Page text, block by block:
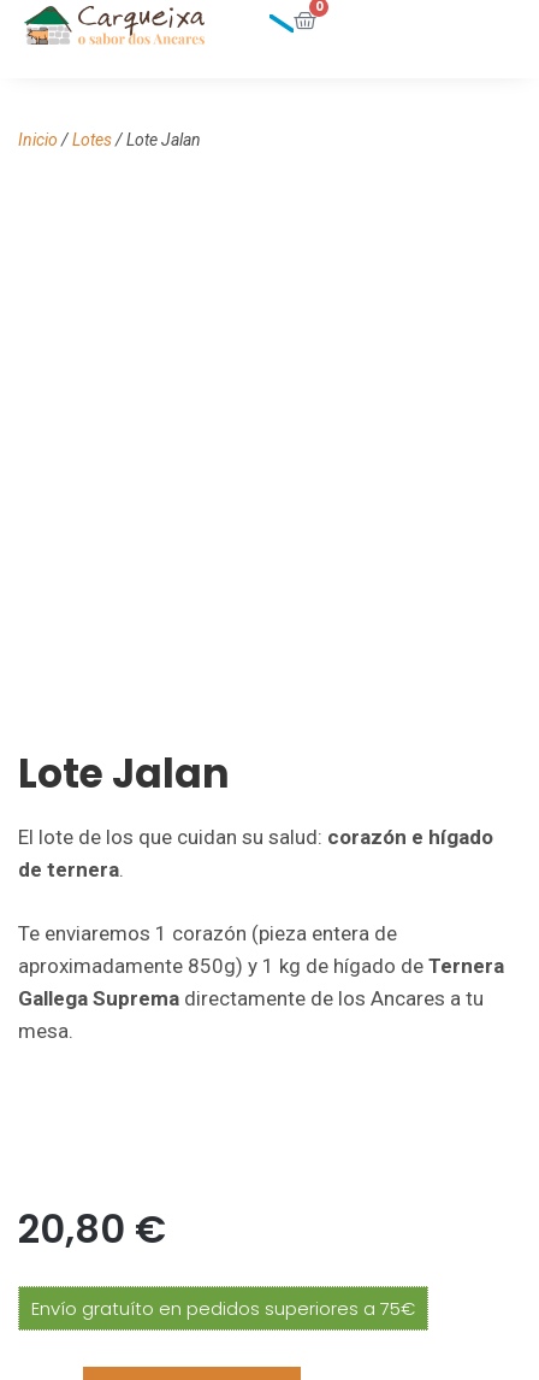
0
Inicio /Lotes/ Lote Jalan
Lote Jalan
El lote de los que cuidan su salud: corazón e hígado
de ternera.
Te enviaremos 1 corazón (pieza entera de
aproximadamente 850g) y 1 kg de hígado de Ternera
Gallega Suprema directamente de los Ancares a tu
mesa.
20,80 €
Envío gratuíto en pedidos superiores a 75€